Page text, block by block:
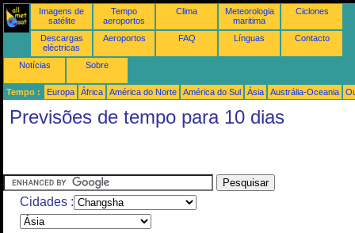
Imagens de
satélite
Tempo
aeroportos
Clima
Meteorologia
maritima
Ciclones
Descargas
eléctricas
Aeroportos FAQ Línguas Contacto
Notícias Sobre
Tempo : Europa África América do Norte América do Sul Ásia Austrália-Oceania
Previsões de tempo para 10 dias
Cidades :